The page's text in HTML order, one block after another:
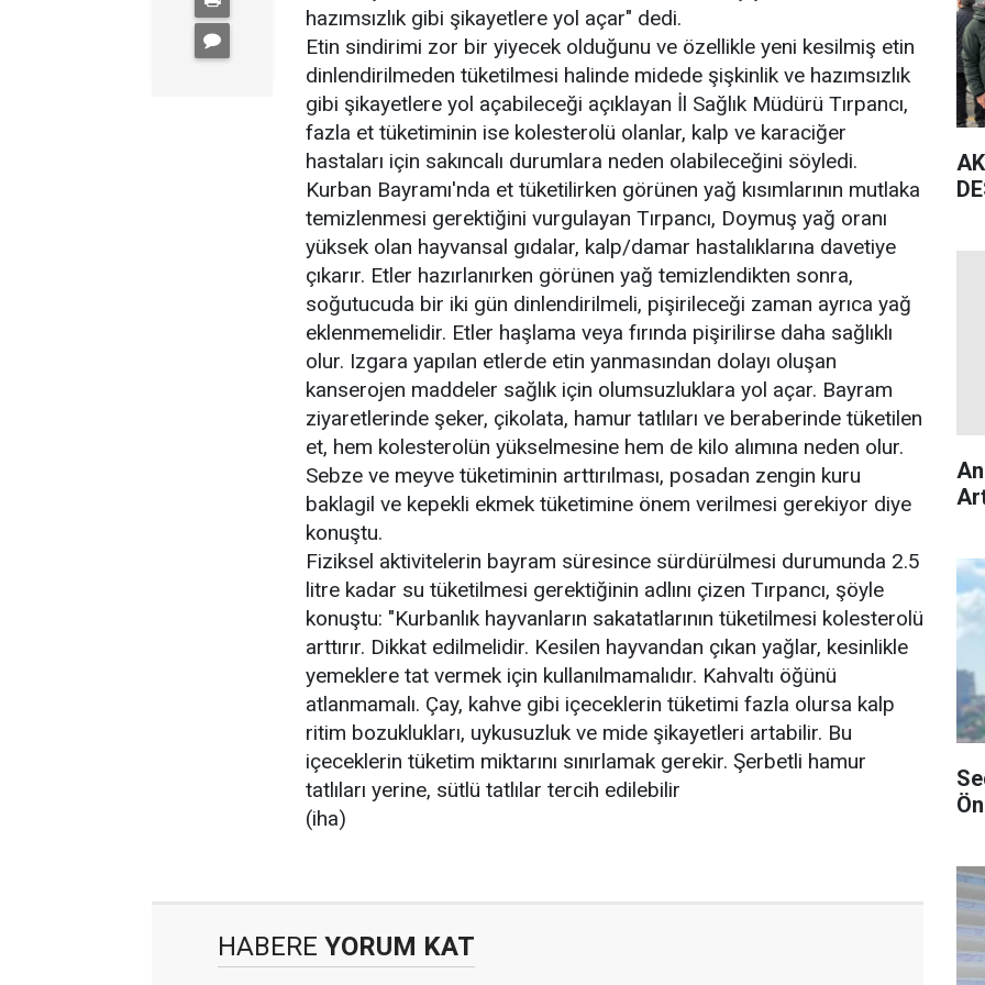
hazımsızlık gibi şikayetlere yol açar" dedi.
Etin sindirimi zor bir yiyecek olduğunu ve özellikle yeni kesilmiş etin
dinlendirilmeden tüketilmesi halinde midede şişkinlik ve hazımsızlık
gibi şikayetlere yol açabileceği açıklayan İl Sağlık Müdürü Tırpancı,
fazla et tüketiminin ise kolesterolü olanlar, kalp ve karaciğer
hastaları için sakıncalı durumlara neden olabileceğini söyledi.
Kurban Bayramı'nda et tüketilirken görünen yağ kısımlarının mutlaka
temizlenmesi gerektiğini vurgulayan Tırpancı, Doymuş yağ oranı
yüksek olan hayvansal gıdalar, kalp/damar hastalıklarına davetiye
çıkarır. Etler hazırlanırken görünen yağ temizlendikten sonra,
soğutucuda bir iki gün dinlendirilmeli, pişirileceği zaman ayrıca yağ
eklenmemelidir. Etler haşlama veya fırında pişirilirse daha sağlıklı
olur. Izgara yapılan etlerde etin yanmasından dolayı oluşan
kanserojen maddeler sağlık için olumsuzluklara yol açar. Bayram
ziyaretlerinde şeker, çikolata, hamur tatlıları ve beraberinde tüketilen
et, hem kolesterolün yükselmesine hem de kilo alımına neden olur.
Sebze ve meyve tüketiminin arttırılması, posadan zengin kuru
baklagil ve kepekli ekmek tüketimine önem verilmesi gerekiyor diye
konuştu.
Fiziksel aktivitelerin bayram süresince sürdürülmesi durumunda 2.5
litre kadar su tüketilmesi gerektiğinin adlını çizen Tırpancı, şöyle
konuştu: "Kurbanlık hayvanların sakatatlarının tüketilmesi kolesterolü
arttırır. Dikkat edilmelidir. Kesilen hayvandan çıkan yağlar, kesinlikle
yemeklere tat vermek için kullanılmamalıdır. Kahvaltı öğünü
atlanmamalı. Çay, kahve gibi içeceklerin tüketimi fazla olursa kalp
ritim bozuklukları, uykusuzluk ve mide şikayetleri artabilir. Bu
içeceklerin tüketim miktarını sınırlamak gerekir. Şerbetli hamur
tatlıları yerine, sütlü tatlılar tercih edilebilir
(iha)
HABERE YORUM KAT